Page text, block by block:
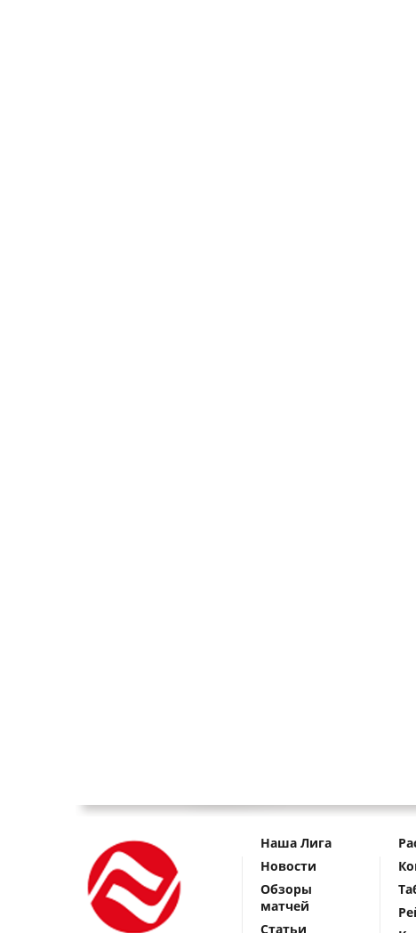
Наша Лига
Новости
Обзоры
матчей
Статьи